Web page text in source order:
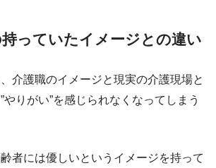
持っていたイメージとの違い
介護職のイメージと現実の介護現場と
やりがい”を感じられなくなってしまう
者には優しいというイメージを持って